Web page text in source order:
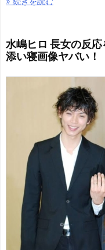
水嶋ヒロ 長女の反
添い寝画像ヤバい！